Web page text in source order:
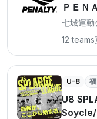
ＰＥＮ
七城運
12 teams
U-8
U8
Soycle/